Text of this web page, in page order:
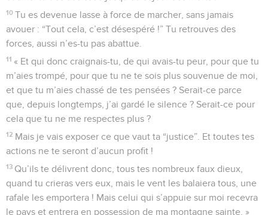
10 Tu es devenue lasse à force de marcher, sans jamais
avouer : “Tout cela, c’est désespéré !” Tu retrouves des
forces, aussi n’es-tu pas abattue.
11 « Et qui donc craignais-tu, de qui avais-tu peur, pour que tu
m’aies trompé, pour que tu ne te sois plus souvenue de moi,
et que tu m’aies chassé de tes pensées ? Serait-ce parce
que, depuis longtemps, j’ai gardé le silence ? Serait-ce pour
cela que tu ne me respectes plus ?
12 Mais je vais exposer ce que vaut ta “justice”. Et toutes tes
actions ne te seront d’aucun profit !
13 Qu’ils te délivrent donc, tous tes nombreux faux dieux,
quand tu crieras vers eux, mais le vent les balaiera tous, une
rafale les emportera ! Mais celui qui s’appuie sur moi recevra
le pays et entrera en possession de ma montagne sainte. »